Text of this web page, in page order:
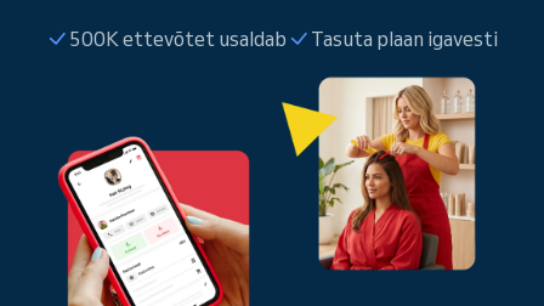
500K ettevõtet usaldab Tasuta plaan igavesti